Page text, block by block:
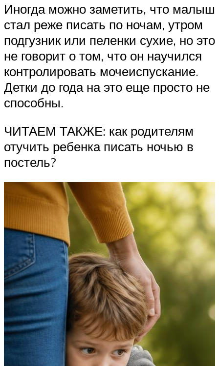
Иногда можно заметить, что малыш
стал реже писать по ночам, утром
подгузник или пеленки сухие, но это
не говорит о том, что он научился
контролировать мочеиспускание.
Детки до года на это еще просто не
способны.
ЧИТАЕМ ТАКЖЕ: как родителям
отучить ребенка писать ночью в
постель?